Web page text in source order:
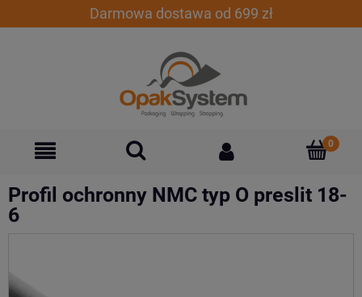
Darmowa dostawa od 699 zł
Profil ochronny NMC typ O preslit 18-
6